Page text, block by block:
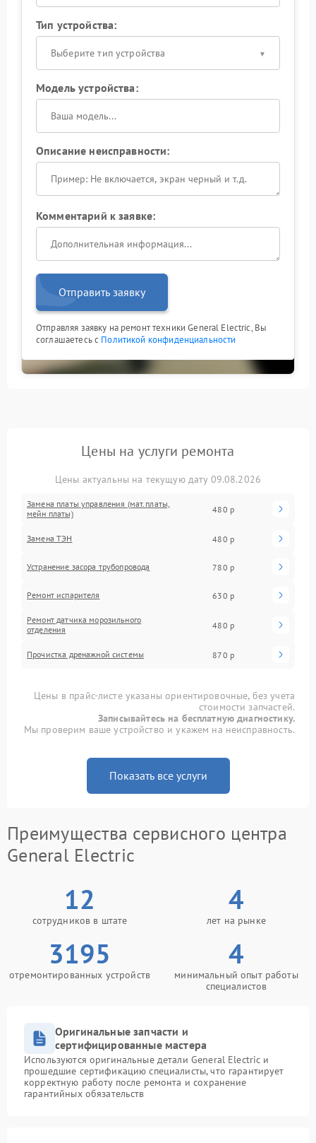
Тип устройства:
Выберите тип устройства
Модель устройства:
Описание неисправности:
Комментарий к заявке:
Отправить заявку
Отправляя заявку на ремонт техники General Electric, Вы
соглашаетесь с Политикой конфиденциальности
Цены на услуги ремонта
Цены актуальны на текущую дату 09.08.2026
Замена платы управления (мат.платы,
мейн платы)
480 р
Замена ТЭН 480 р
Устранение засора трубопровода 780 р
Ремонт испарителя 630 р
Ремонт датчика морозильного
отделения
480 р
Прочистка дренажной системы 870 р
Цены в прайс-листе указаны ориентировочные, без учета
стоимости запчастей.
Записывайтесь на бесплатную диагностику.
Мы проверим ваше устройство и укажем на неисправность.
Показать все услуги
Преимущества сервисного центра
General Electric
12
сотрудников в штате
4
лет на рынке
3195
отремонтированных устройств
4
минимальный опыт работы
специалистов
Оригинальные запчасти и
сертифицированные мастера
Используются оригинальные детали General Electric и
прошедшие сертификацию специалисты, что гарантирует
корректную работу после ремонта и сохранение
гарантийных обязательств